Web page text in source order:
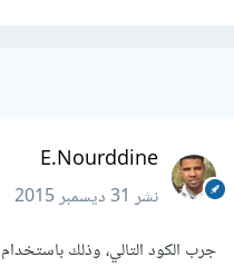
E.Nourddine
نشر31 ديسمبر 2015
جرب الكود التالي، وذلك باستخدام records_array: